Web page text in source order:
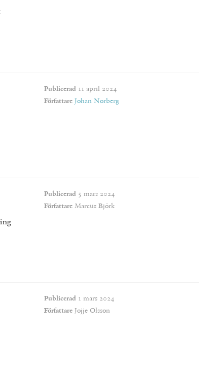
Publicerad 11 april 2024
Författare Johan Norberg
Publicerad 5 mars 2024
Författare Marcus Björk
Publicerad 1 mars 2024
Författare Jojje Olsson